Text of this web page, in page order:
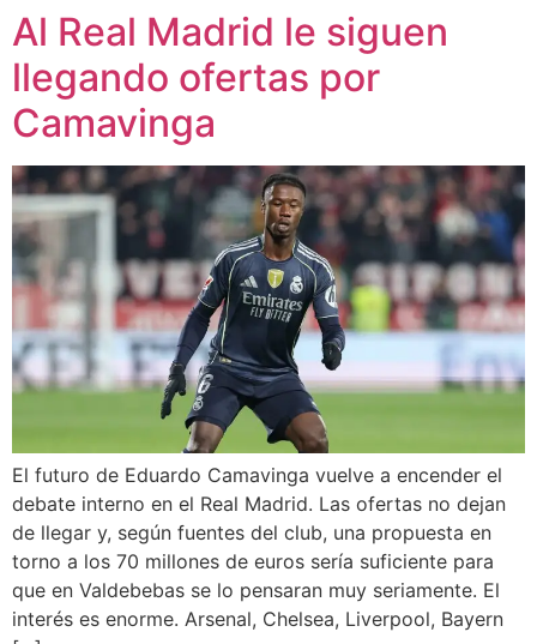
Al Real Madrid le siguen
llegando ofertas por
Camavinga
El futuro de Eduardo Camavinga vuelve a encender el
debate interno en el Real Madrid. Las ofertas no dejan
de llegar y, según fuentes del club, una propuesta en
torno a los 70 millones de euros sería suficiente para
que en Valdebebas se lo pensaran muy seriamente. El
interés es enorme. Arsenal, Chelsea, Liverpool, Bayern